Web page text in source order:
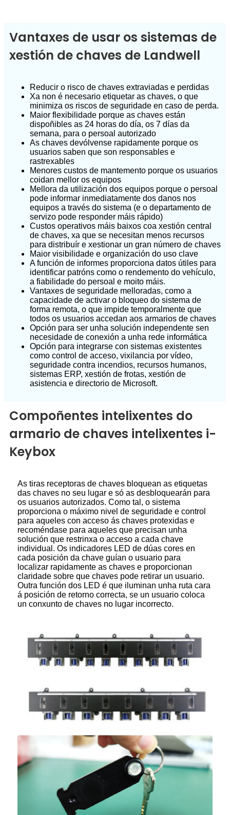
Vantaxes de usar os sistemas de
xestión de chaves de Landwell
Reducir o risco de chaves extraviadas e perdidas
Xa non é necesario etiquetar as chaves, o que
minimiza os riscos de seguridade en caso de perda.
Maior flexibilidade porque as chaves están
dispoñibles as 24 horas do día, os 7 días da
semana, para o persoal autorizado
As chaves devólvense rapidamente porque os
usuarios saben que son responsables e
rastrexables
Menores custos de mantemento porque os usuarios
coidan mellor os equipos
Mellora da utilización dos equipos porque o persoal
pode informar inmediatamente dos danos nos
equipos a través do sistema (e o departamento de
servizo pode responder máis rápido)
Custos operativos máis baixos coa xestión central
de chaves, xa que se necesitan menos recursos
para distribuír e xestionar un gran número de chaves
Maior visibilidade e organización do uso clave
A función de informes proporciona datos útiles para
identificar patróns como o rendemento do vehículo,
a fiabilidade do persoal e moito máis.
Vantaxes de seguridade melloradas, como a
capacidade de activar o bloqueo do sistema de
forma remota, o que impide temporalmente que
todos os usuarios accedan aos armarios de chaves
Opción para ser unha solución independente sen
necesidade de conexión a unha rede informática
Opción para integrarse con sistemas existentes
como control de acceso, vixilancia por vídeo,
seguridade contra incendios, recursos humanos,
sistemas ERP, xestión de frotas, xestión de
asistencia e directorio de Microsoft.
Compoñentes intelixentes do
armario de chaves intelixentes i-
Keybox
As tiras receptoras de chaves bloquean as etiquetas
das chaves no seu lugar e só as desbloquearán para
os usuarios autorizados. Como tal, o sistema
proporciona o máximo nivel de seguridade e control
para aqueles con acceso ás chaves protexidas e
recoméndase para aqueles que precisan unha
solución que restrinxa o acceso a cada chave
individual. Os indicadores LED de dúas cores en
cada posición da chave guían o usuario para
localizar rapidamente as chaves e proporcionan
claridade sobre que chaves pode retirar un usuario.
Outra función dos LED é que iluminan unha ruta cara
á posición de retorno correcta, se un usuario coloca
un conxunto de chaves no lugar incorrecto.